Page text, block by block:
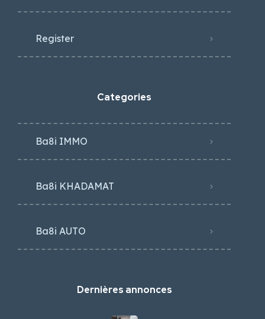
Register
Categories
Ba8i IMMO
Ba8i KHADAMAT
Ba8i AUTO
Dernières annonces